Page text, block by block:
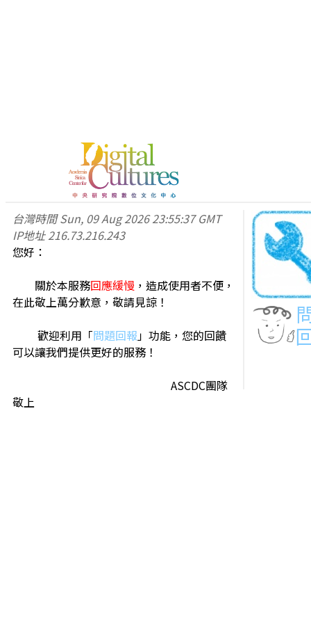
台灣時間Sun, 09 Aug 2026 23:55:37 GMT
IP地址216.73.216.243
您好：
關於本服務回應緩慢 ，造成使用者不便，
在此敬上萬分歉意，敬請見諒！
歡迎利用「問題回報」功能，您的回饋
可以讓我們提供更好的服務！
ASCDC團隊
敬上